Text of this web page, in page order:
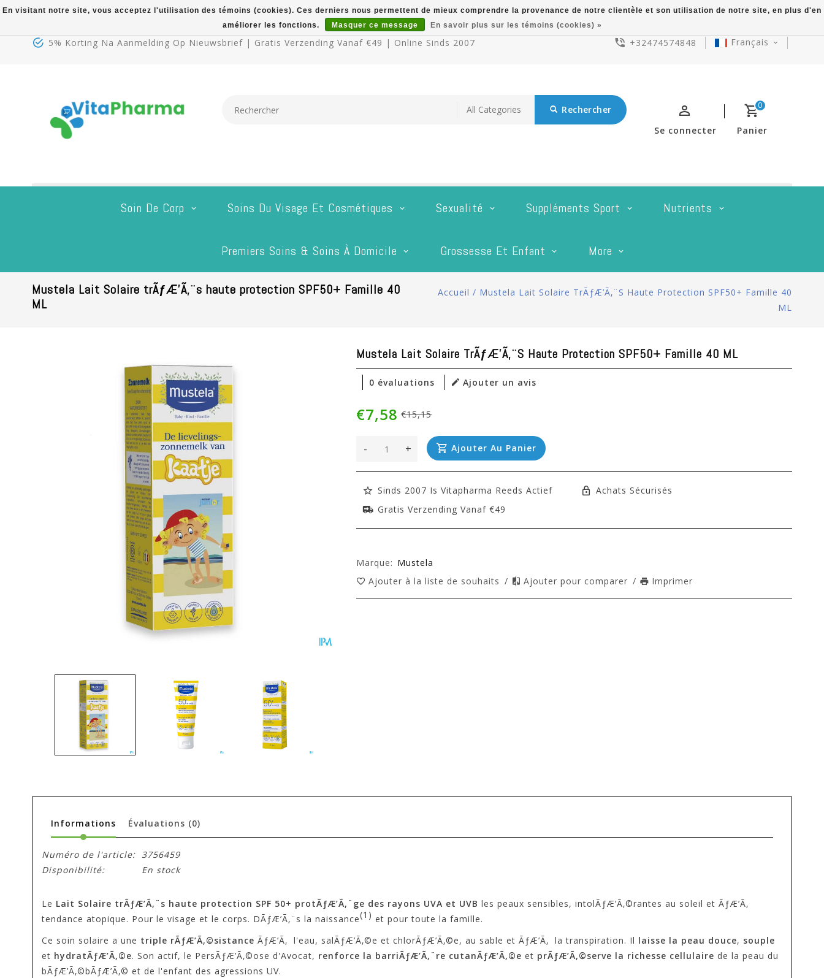
5% Korting Na Aanmelding Op Nieuwsbrief | Gratis Verzending Vanaf €49 | Online Sinds 2007 +32474574848 Français
Rechercher 0
Panier
Se connecter
Soin De Corp Soins Du Visage Et Cosmétiques Sexualité Suppléments Sport Nutrients
Premiers Soins & Soins À Domicile Grossesse Et Enfant More
Mustela Lait Solaire trÃƒÆ’Ã‚¨s haute protection SPF50+ Famille 40
ML
Accueil / Mustela Lait Solaire TrÃƒÆ’Ã‚¨s Haute Protection SPF50+ Famille 40
ML
Mustela Lait Solaire TrÃƒÆ’Ã‚¨s Haute Protection SPF50+ Famille 40 ML
0 évaluations Ajouter un avis
€15,15
€7,58
+
- Ajouter Au Panier
Sinds 2007 Is Vitapharma Reeds Actief
Achats Sécurisés
Gratis Verzending Vanaf €49
Marque: Mustela
Ajouter à la liste de souhaits / Ajouter pour comparer / Imprimer
Informations Évaluations (0)
Numéro de l'article: 3756459
Disponibilité:
En stock
Le Lait Solaire trÃƒÆ’Ã‚¨s haute protection SPF 50+ protÃƒÆ’Ã‚¨ge des rayons UVA et UVB les peaux sensibles, intolÃƒÆ’Ã‚©rantes au soleil et ÃƒÆ’Ã‚
tendance atopique. Pour le visage et le corps. DÃƒÆ’Ã‚¨s la naissance(1) et pour toute la famille.
Ce soin solaire a une triple rÃƒÆ’Ã‚©sistance ÃƒÆ’Ã‚ l'eau, salÃƒÆ’Ã‚©e et chlorÃƒÆ’Ã‚©e, au sable et ÃƒÆ’Ã‚ la transpiration. Il laisse la peau douce, souple
et hydratÃƒÆ’Ã‚©e. Son actif, le PersÃƒÆ’Ã‚©ose d'Avocat, renforce la barriÃƒÆ’Ã‚¨re cutanÃƒÆ’Ã‚©e et prÃƒÆ’Ã‚©serve la richesse cellulaire de la peau du
bÃƒÆ’Ã‚©bÃƒÆ’Ã‚© et de l'enfant des agressions UV.
En visitant notre site, vous acceptez l'utilisation des témoins (cookies). Ces derniers nous permettent de mieux comprendre la provenance de notre clientèle et son utilisation de notre site, en plus d'en
améliorer les fonctions.
Masquer ce message En savoir plus sur les témoins (cookies) »